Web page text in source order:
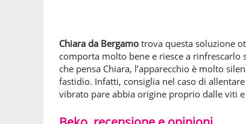
Chiara da Bergamo trova questa soluzione
comporta molto bene e riesce a
che pensa Chiara, l’apparecchio è molto
fastidio. Infatti, consiglia nel caso di
vibrato pare abbia origine proprio dalle viti